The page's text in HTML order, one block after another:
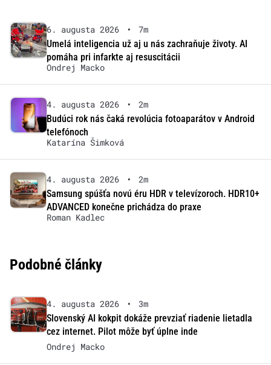
6. augusta 2026 •
7m
Umelá inteligencia už aj u nás zachraňuje životy. AI
pomáha pri infarkte aj resuscitácii
Ondrej Macko
4. augusta 2026 •
2m
Budúci rok nás čaká revolúcia fotoaparátov v Android
telefónoch
Katarína Šimková
4. augusta 2026 •
2m
Samsung spúšťa novú éru HDR v televízoroch. HDR10+
ADVANCED konečne prichádza do praxe
Roman Kadlec
Podobné články
4. augusta 2026 •
3m
Slovenský AI kokpit dokáže prevziať riadenie lietadla
cez internet. Pilot môže byť úplne inde
Ondrej Macko